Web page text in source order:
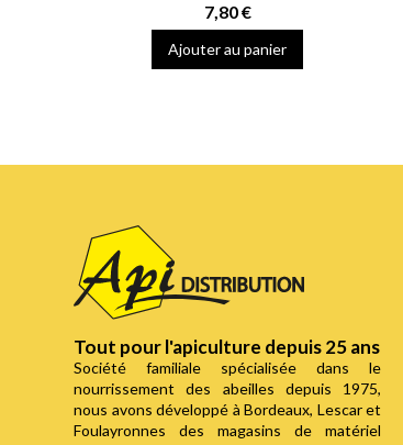
7,80 €
Ajouter au panier
Tout pour l'apiculture depuis 25 ans
Société familiale spécialisée dans le
nourrissement des abeilles depuis 1975,
nous avons développé à Bordeaux, Lescar et
Foulayronnes des magasins de matériel